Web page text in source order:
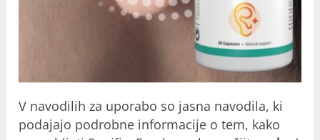
V navodilih za uporabo so jasna navodila, ki
podajajo podrobne informacije o tem, kako